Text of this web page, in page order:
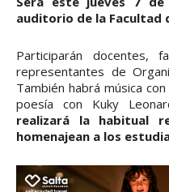
auditorio de la Facultad
Participarán docentes,
representantes de
También habrá música
poesía con Kuky
realizará la habitual
homenajean a los